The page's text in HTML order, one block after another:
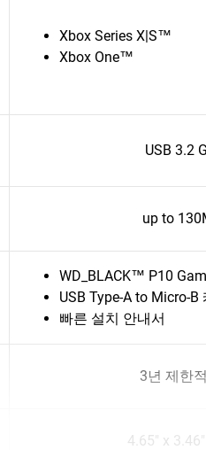
Xbox Series X|S™
Xbox One™
USB 3.2
up to
WD_BLACK™ P10
USB Type-A to Micro-B
빠른 설치 안내서
3년 제한
4.65" x